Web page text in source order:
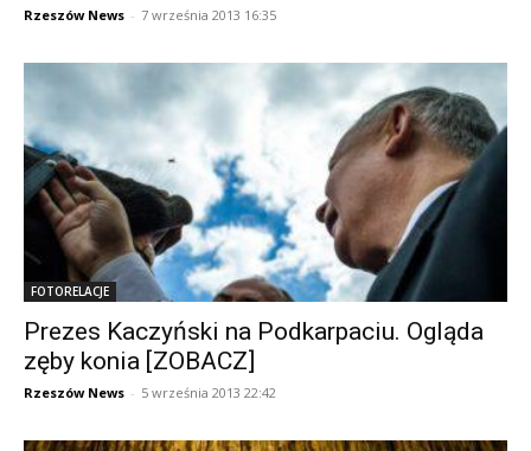
Rzeszów News - 7 września 2013 16:35
FOTORELACJE
Prezes Kaczyński na Podkarpaciu. Ogląda
zęby konia [ZOBACZ]
Rzeszów News - 5 września 2013 22:42